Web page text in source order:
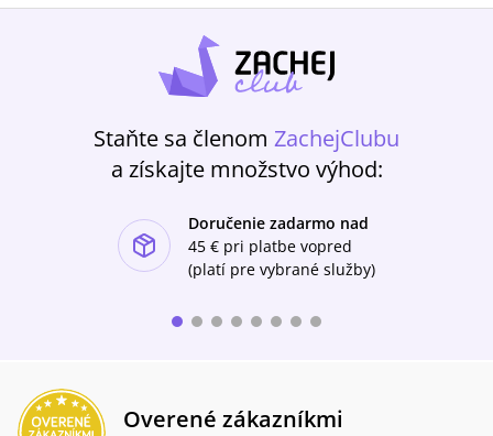
Staňte sa členom ZachejClubu
a získajte množstvo výhod:
Doručenie zadarmo nad
45 € pri platbe vopred
(platí pre vybrané služby)
Overené zákazníkmi